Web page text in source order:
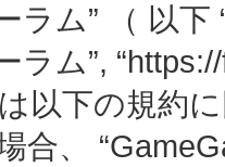
ラム” （ 以下
ラム”,
以下の規約
合、